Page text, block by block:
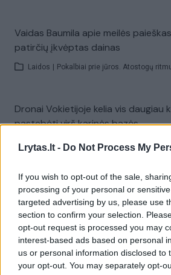
Lrytas.lt - Do Not Process My
If you wish to opt-out of the sale,
processing of your personal or
targeted advertising by us, please use
section to confirm your selection.
opt-out request is processed you may
interest-based ads based on personal
us or personal information disclosed to
your opt-out. You may separately opt-
Vaidas Baumila apie meilės
patirčių įkvėptas dainas
Laidos Pokalbiai prie jūros. Atostogų
Dronai Vokietijoje kelia vis daugiau
pastebėti virš karinės bazės
Žinios | Pasaulis
Visi įrašai
Žiūrimiausi